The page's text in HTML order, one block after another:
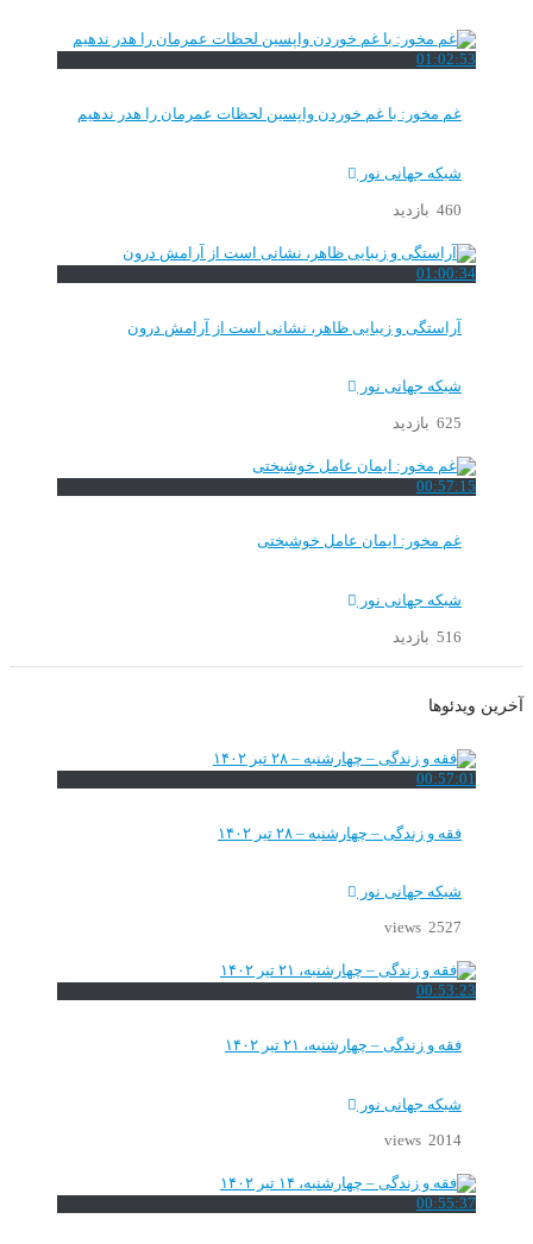
01:02:53
غم مخور: با غم خوردن واپسین لحظات عمرمان را هدر ندهیم
شبکه جهانی نور
460 بازدید
01:00:34
آراستگی و زیبایی ظاهر، نشانی است از آرامش درون
شبکه جهانی نور
625 بازدید
00:57:15
غم مخور: ایمان عامل خوشبختی
شبکه جهانی نور
516 بازدید
آخرین ویدئوها
00:57:01
فقه و زندگی – چهارشنبه – ۲۸ تیر ۱۴۰۲
شبکه جهانی نور
2527 views
00:53:23
فقه و زندگی – چهارشنبه، ۲۱ تیر ۱۴۰۲
شبکه جهانی نور
2014 views
00:55:37